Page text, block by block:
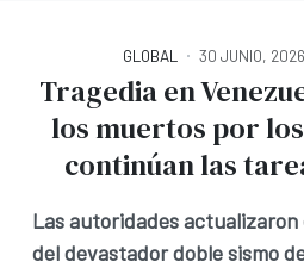
GLOBAL 30 JUNIO, 2026
Tragedia en
los muertos por
continúan las
Las autoridades
del devastador doble sismo